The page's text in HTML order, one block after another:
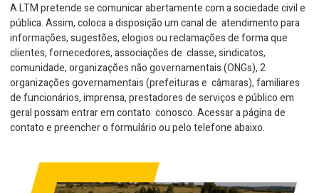
A LTM pretende se comunicar abertamente com a sociedade civil e
pública. Assim, coloca a disposição um canal de atendimento para
informações, sugestões, elogios ou reclamações de forma que
clientes, fornecedores, associações de classe, sindicatos,
comunidade, organizações não governamentais (ONGs), 2
organizações governamentais (prefeituras e câmaras), familiares
de funcionários, imprensa, prestadores de serviços e público em
geral possam entrar em contato conosco. Acessar a página de
contato e preencher o formulário ou pelo telefone abaixo.